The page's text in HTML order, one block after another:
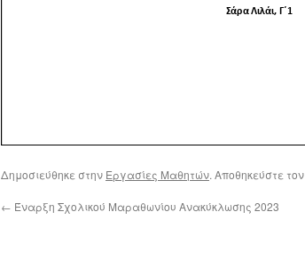
Δημοσιεύθηκε στην Εργασίες Μαθητών. Αποθηκεύστε τον
← Έναρξη Σχολικού Μαραθωνίου Ανακύκλωσης 2023